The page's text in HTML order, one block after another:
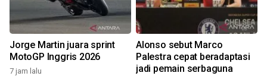
Jorge Martin juara sprint
MotoGP Inggris 2026
7 jam lalu
Alonso sebut Marco
Palestra cepat beradaptasi
jadi pemain serbaguna